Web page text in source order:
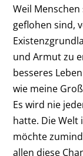
Weil
geflohen sind,
und Armut zu
besseres
wie meine
Es wird nie
hatte. Die Welt
möchte
allen diese